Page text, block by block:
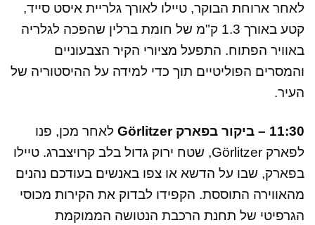
לאחר ארוחת הבוקר, טיילו לאורך גלריית איסט סייד,
קטע באורך 1.3 ק"מ של חומת ברלין שהפכה לגלריה
באוויר הפתוח. התפעל מציורי הקיר הצבעוניים
והמסרים הפוליטיים תוך כדי למידה על ההיסטוריה של
העיר.
11:30 – ביקור בפארק Görlitzer
לאחר מכן, פנו
לפארק Görlitzer, שטח ירוק גדול בלב קרויצברג. טיילו
בפארק, שבו על הדשא או צפו באנשים בעודכם נהנים
מהאווירה התוססת. הקפידו לבדוק את הקירות מכוסי
הגרפיטי של תחנת הרכבת הנטושה הממוקמת